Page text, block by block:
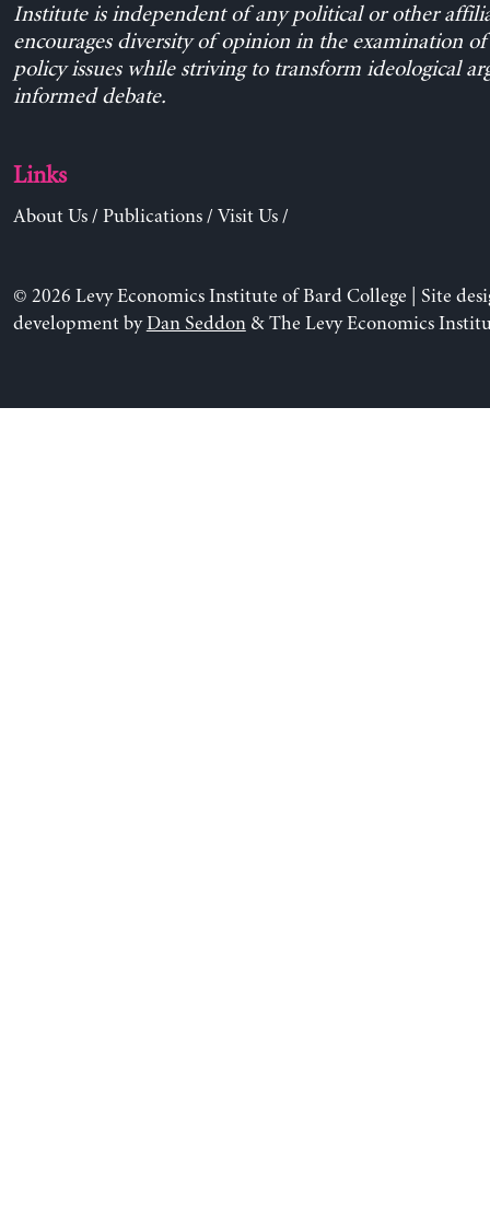
Institute is independent of any political or other
encourages diversity of opinion in the examination
policy issues while striving to transform ideological
informed debate.
Links
About Us/ Publications/ Visit Us/
© 2026 Levy Economics Institute of Bard College | Site
development byDan Seddon& The Levy Economics